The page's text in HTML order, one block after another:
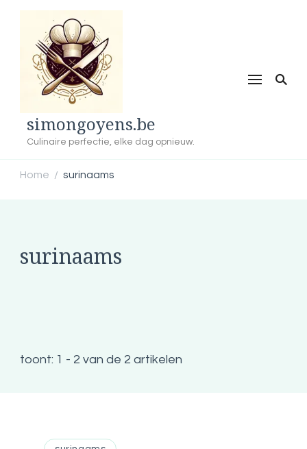
simongoyens.be
Culinaire perfectie, elke dag opnieuw.
Home / surinaams
surinaams
toont: 1 - 2 van de 2 artikelen